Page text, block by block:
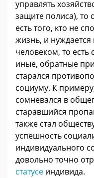
управлять
защите полиса), то
есть того, кто не
жизнь, и
человеком, то
иные, обратные
старался
социуму. К
сомневался в
старавшийся
также стал
успешность
индивидуального
довольно точно
статусе индивида.